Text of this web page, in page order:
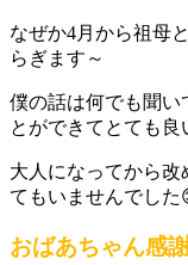
なぜか4月から祖母
らぎます～
僕の話は何でも聞い
とができてとても良
大人になってから改
てもいませんでした
おばあちゃん感